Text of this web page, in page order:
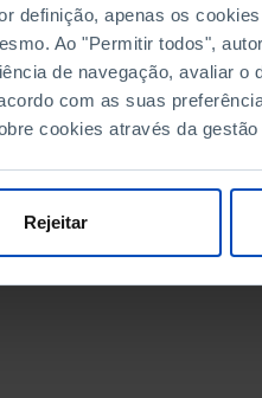
definição, apenas os
Ao "Permitir todos",
de navegação, avaliar
com as suas
cookies através da
Rejeitar